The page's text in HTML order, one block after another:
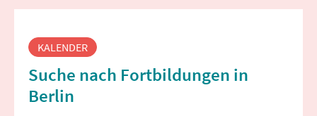
Fortbildungssuche
KALENDER
Suche nach Fortbildungen in
Berlin